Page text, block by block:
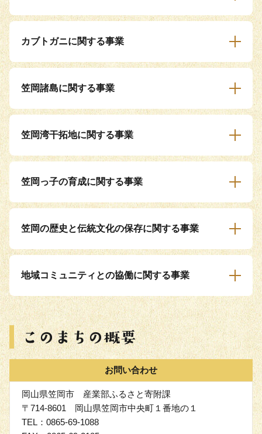
カブトガニに関する事業
笠岡諸島に関する事業
笠岡湾干拓地に関する事業
笠岡っ子の育成に関する事業
笠岡の歴史と伝統文化の保存に関する事業
地域コミュニティとの協働に関する事業
お問い合わせ
岡山県笠岡市 産業部ふるさと寄附課
〒714-8601 岡山県笠岡市中央町１番地の１
TEL：0865-69-1088